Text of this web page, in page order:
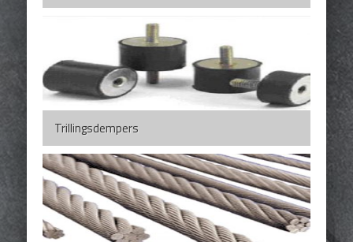
Trillingsdempers